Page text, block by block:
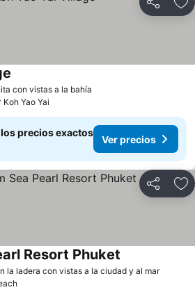
Compartir
con vistas a la bahía
Koh Yao Yai
precios exactos
Ver precios
Compartir
la ladera con vistas a la ciudad y al marVer
Resort Phuket